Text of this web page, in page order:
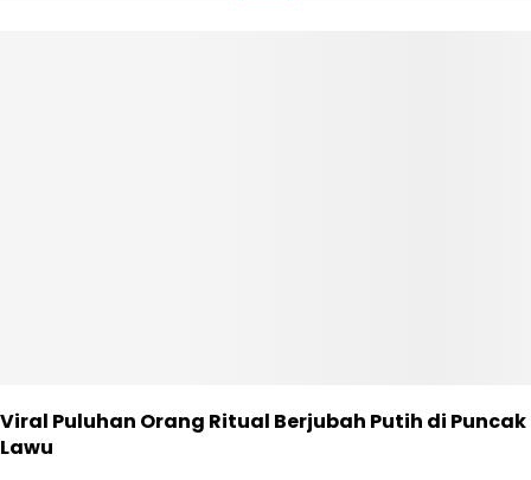
Viral Puluhan Orang Ritual Berjubah Putih di Puncak
Lawu